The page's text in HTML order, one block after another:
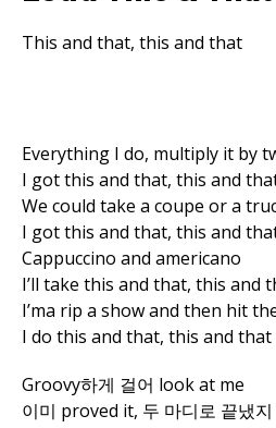
This and that, this and that
Everything I do, multiply it by
I got this and that, this and
We could take a coupe or a
I got this and that, this and
Cappuccino and americano
I’ll take this and that, this and
I’ma rip a show and then hit
I do this and that, this and that
Groovy하게 걸어 look at me
이미 proved it, 두 마디로 끝냈지